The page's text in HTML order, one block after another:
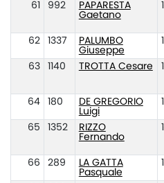
61
992
PAPARESTA
Gaetano
62
1337
PALUMBO
Giuseppe
63
1140 TROTTA Cesare
64
180
DE GREGORIO
Luigi
65
1352
RIZZO
Fernando
66
289
LA GATTA
Pasquale